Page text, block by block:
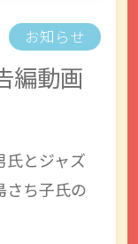
お知らせ
編動画
氏とジャズ
さち子氏の